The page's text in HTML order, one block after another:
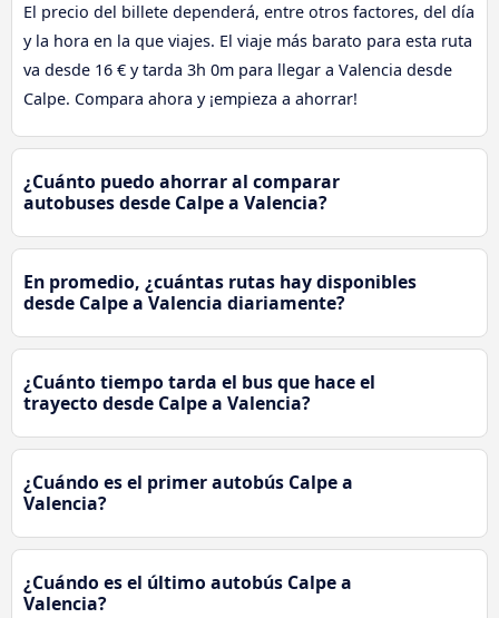
El precio del billete dependerá, entre otros factores, del día
y la hora en la que viajes. El viaje más barato para esta ruta
va desde 16 € y tarda 3h 0m para llegar a Valencia desde
Calpe. Compara ahora y ¡empieza a ahorrar!
¿Cuánto puedo ahorrar al comparar
autobuses desde Calpe a Valencia?
En promedio, ¿cuántas rutas hay disponibles
desde Calpe a Valencia diariamente?
¿Cuánto tiempo tarda el bus que hace el
trayecto desde Calpe a Valencia?
¿Cuándo es el primer autobús Calpe a
Valencia?
¿Cuándo es el último autobús Calpe a
Valencia?